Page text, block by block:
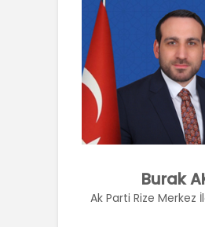
Burak
Ak Parti Rize Merkez